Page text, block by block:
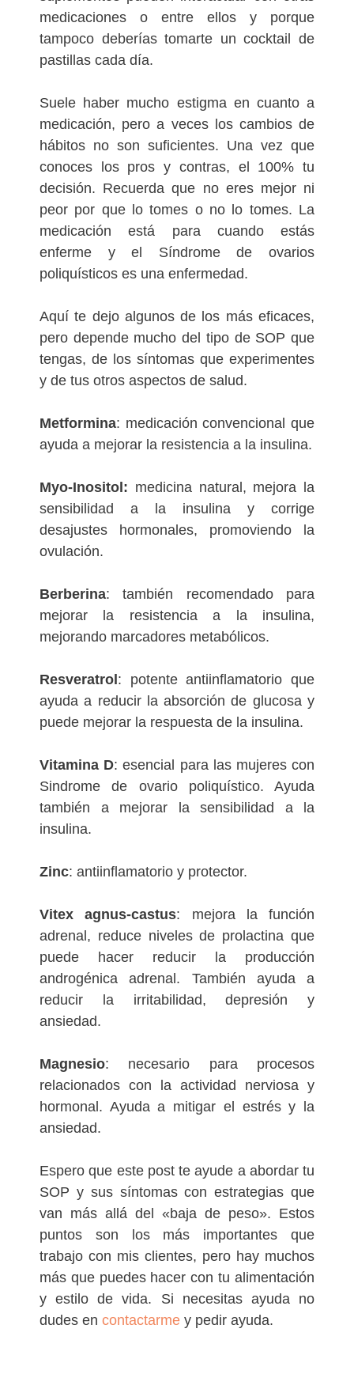
medicaciones o entre ellos y porque
tampoco deberías tomarte un cocktail de
pastillas cada día.
Suele haber mucho estigma en cuanto a
medicación, pero a veces los cambios de
hábitos no son suficientes. Una vez que
conoces los pros y contras, el 100% tu
decisión. Recuerda que no eres mejor ni
peor por que lo tomes o no lo tomes. La
medicación está para cuando estás
enferme y el Síndrome de ovarios
poliquísticos es una enfermedad.
Aquí te dejo algunos de los más eficaces,
pero depende mucho del tipo de SOP que
tengas, de los síntomas que experimentes
y de tus otros aspectos de salud.
Metformina: medicación convencional que
ayuda a mejorar la resistencia a la insulina.
Myo-Inositol: medicina natural, mejora la
sensibilidad a la insulina y corrige
desajustes hormonales, promoviendo la
ovulación.
Berberina: también recomendado para
mejorar la resistencia a la insulina,
mejorando marcadores metabólicos.
Resveratrol : potente antiinflamatorio que
ayuda a reducir la absorción de glucosa y
puede mejorar la respuesta de la insulina.
Vitamina D: esencial para las mujeres con
Sindrome de ovario poliquístico. Ayuda
también a mejorar la sensibilidad a la
insulina.
Zinc: antiinflamatorio y protector.
Vitex agnus-castus: mejora la función
adrenal, reduce niveles de prolactina que
puede hacer reducir la producción
androgénica adrenal. También ayuda a
reducir la irritabilidad, depresión y
ansiedad.
Magnesio: necesario para procesos
relacionados con la actividad nerviosa y
hormonal. Ayuda a mitigar el estrés y la
ansiedad.
Espero que este post te ayude a abordar tu
SOP y sus síntomas con estrategias que
van más allá del «baja de peso». Estos
puntos son los más importantes que
trabajo con mis clientes, pero hay muchos
más que puedes hacer con tu alimentación
y estilo de vida. Si necesitas ayuda no
dudes en contactarme y pedir ayuda.